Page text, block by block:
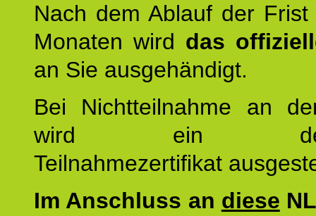
Nach dem Ablauf der
Monaten wird das
an Sie ausgehändigt.
Bei Nichtteilnahme an
wird ein
Teilnahmezertifikat
Im Anschluss an diese